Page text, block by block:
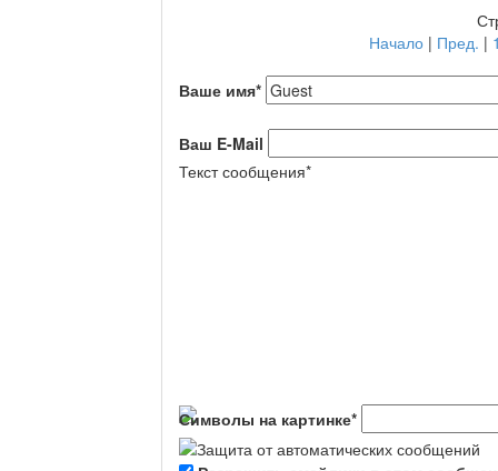
Начало | Пред. |
Ваше имя*
Ваш E-Mail
Текст сообщения*
Символы на картинке*